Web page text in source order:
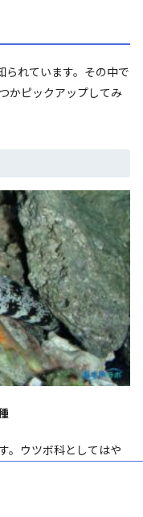
られています。その中で
かピックアップしてみ
。ウツボ科としてはや